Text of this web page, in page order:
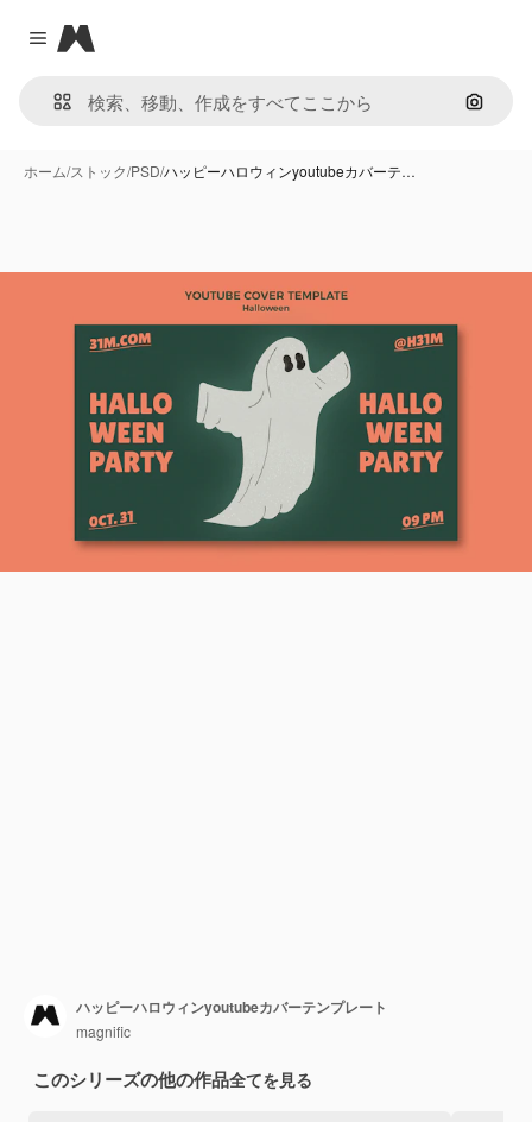
Close menu
Magnific
画像で
ホーム/ストック/PSD/ハッピーハロウィンyoutubeカバーテ…
ハッピーハロウィンyoutubeカバーテンプレート
magnific
このシリーズの他の作品全てを見る